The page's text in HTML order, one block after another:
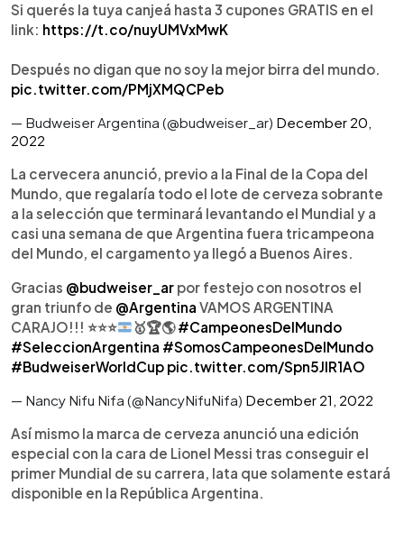
Si querés la tuya canjeá hasta 3 cupones GRATIS en el
link: https://t.co/nuyUMVxMwK
Después no digan que no soy la mejor birra del mundo.
pic.twitter.com/PMjXMQCPeb
— Budweiser Argentina (@budweiser_ar) December 20,
2022
La cervecera anunció, previo a la Final de la Copa del
Mundo, que regalaría todo el lote de cerveza sobrante
a la selección que terminará levantando el Mundial y a
casi una semana de que Argentina fuera tricampeona
del Mundo, el cargamento ya llegó a Buenos Aires.
Gracias @budweiser_ar por festejo con nosotros el
gran triunfo de @Argentina VAMOS ARGENTINA
CARAJO!!! ⭐⭐⭐ 🥇🏆🌎#CampeonesDelMundo
#SeleccionArgentina #SomosCampeonesDelMundo
#BudweiserWorldCup pic.twitter.com/Spn5JlR1AO
— Nancy Nifu Nifa (@NancyNifuNifa) December 21, 2022
Así mismo la marca de cerveza anunció una edición
especial con la cara de Lionel Messi tras conseguir el
primer Mundial de su carrera, lata que solamente estará
disponible en la República Argentina.